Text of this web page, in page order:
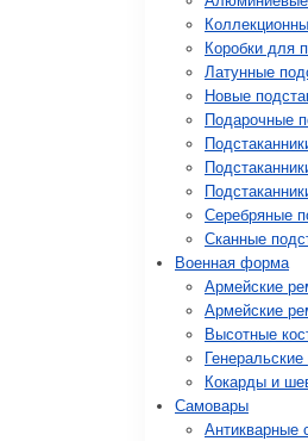
Коробки для
Латунные
Новые
Подарочные
Серебряные
Сканные
Военная форма
Армейские
Армейские
Высотные
Кокарды и
Cамовары
Антикварные